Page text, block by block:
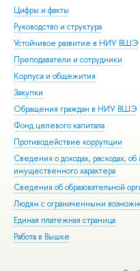
Цифры и факты
Руководство и структура
Устойчивое развитие в НИУ ВШЭ
Преподаватели и сотрудники
Корпуса и общежития
Закупки
Обращения граждан в НИУ ВШЭ
Фонд целевого капитала
Противодействие коррупции
Сведения о доходах, расходах,
имущественного характера
Сведения об образовательной
Людям с ограниченными
Единая платежная страница
Работа в Вышке